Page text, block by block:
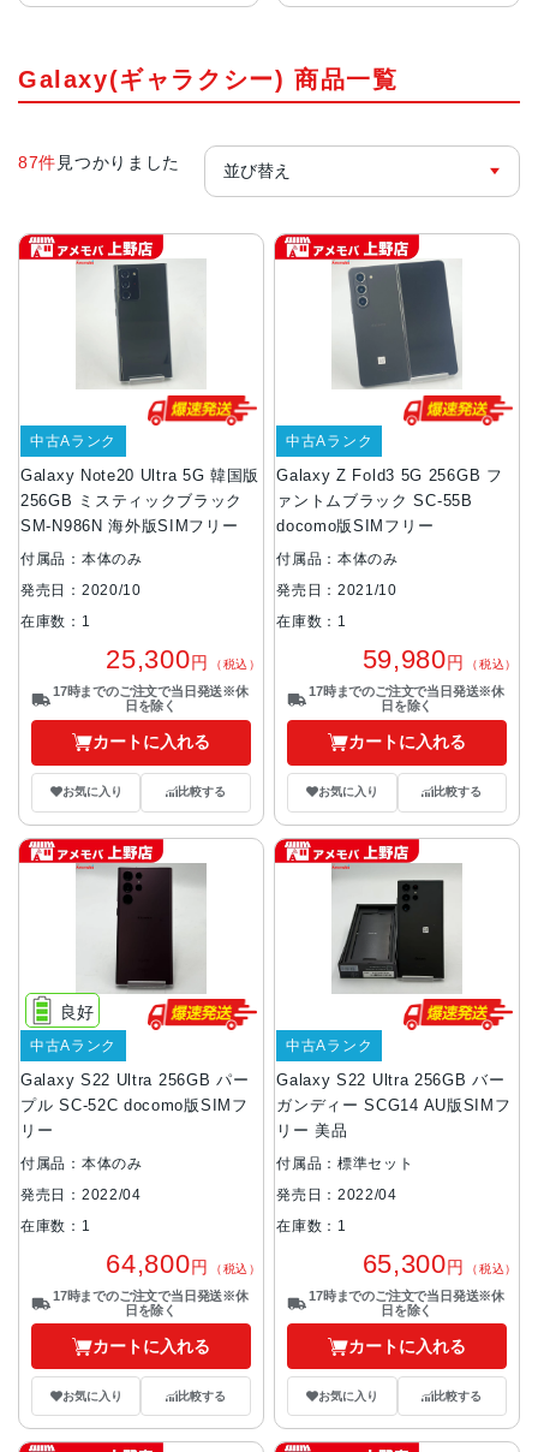
Galaxy(ギャラクシー) 商品一覧
87件 見つかりました
Galaxy Note20 Ultra 5G 韓国版
256GB ミスティックブラック
SM-N986N 海外版SIMフリー
中古Aランク
付属品：本体のみ
発売日：2020/10
在庫数：1
25,300円 （税込）
17時までのご注文で当日発送※休
日を除く
カートに入れる
お気に入り 比較する
Galaxy Z Fold3 5G 256GB フ
ァントムブラック SC-55B
docomo版SIMフリー
中古Aランク
付属品：本体のみ
発売日：2021/10
在庫数：1
59,980円 （税込）
17時までのご注文で当日発送※休
日を除く
カートに入れる
お気に入り 比較する
Galaxy S22 Ultra 256GB パー
プル SC-52C docomo版SIMフ
リー
良好
中古Aランク
付属品：本体のみ
発売日：2022/04
在庫数：1
64,800円 （税込）
17時までのご注文で当日発送※休
日を除く
カートに入れる
お気に入り 比較する
Galaxy S22 Ultra 256GB バー
ガンディー SCG14 AU版SIMフ
リー 美品
中古Aランク
付属品：標準セット
発売日：2022/04
在庫数：1
65,300円 （税込）
17時までのご注文で当日発送※休
日を除く
カートに入れる
お気に入り 比較する